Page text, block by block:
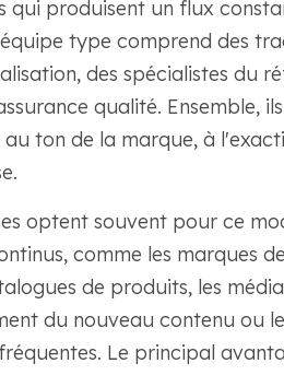
qui produisent un flux
type comprend des
des spécialistes du
qualité. Ensemble,
ton de la marque, à
optent souvent pour ce
comme les marques
de produits, les
du nouveau contenu ou
Le principal